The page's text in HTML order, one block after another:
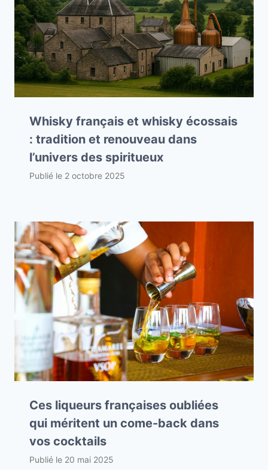
Whisky français et whisky écossais
: tradition et renouveau dans
l’univers des spiritueux
Publié le 2 octobre 2025
Ces liqueurs françaises oubliées
qui méritent un come-back dans
vos cocktails
Publié le 20 mai 2025